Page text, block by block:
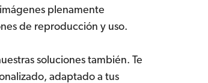
plenamente
de reproducción y uso.
soluciones también. Te
adaptado a tus